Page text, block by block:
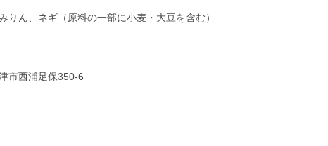
ん、ネギ（原料の一部に小麦・大豆を含む）
市西浦足保350-6